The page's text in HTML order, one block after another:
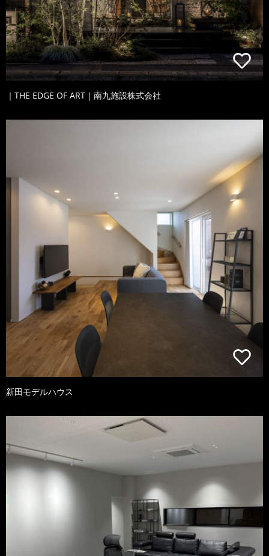
｜THE EDGE OF ART｜南九施設株式会社
新田モデルハウス